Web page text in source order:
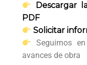
Descargar
PDF
Solicitar
Seguirnos en
avances de obra